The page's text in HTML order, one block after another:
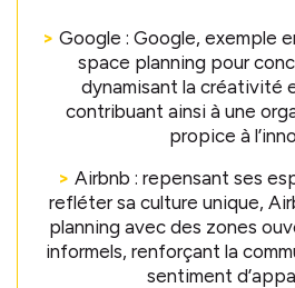
> Google : Google, exemple
space planning pour
dynamisant la créativité
contribuant ainsi à une
propice à
> Airbnb : repensant ses
refléter sa culture unique,
planning avec des zones
informels, renforçant la
sentiment